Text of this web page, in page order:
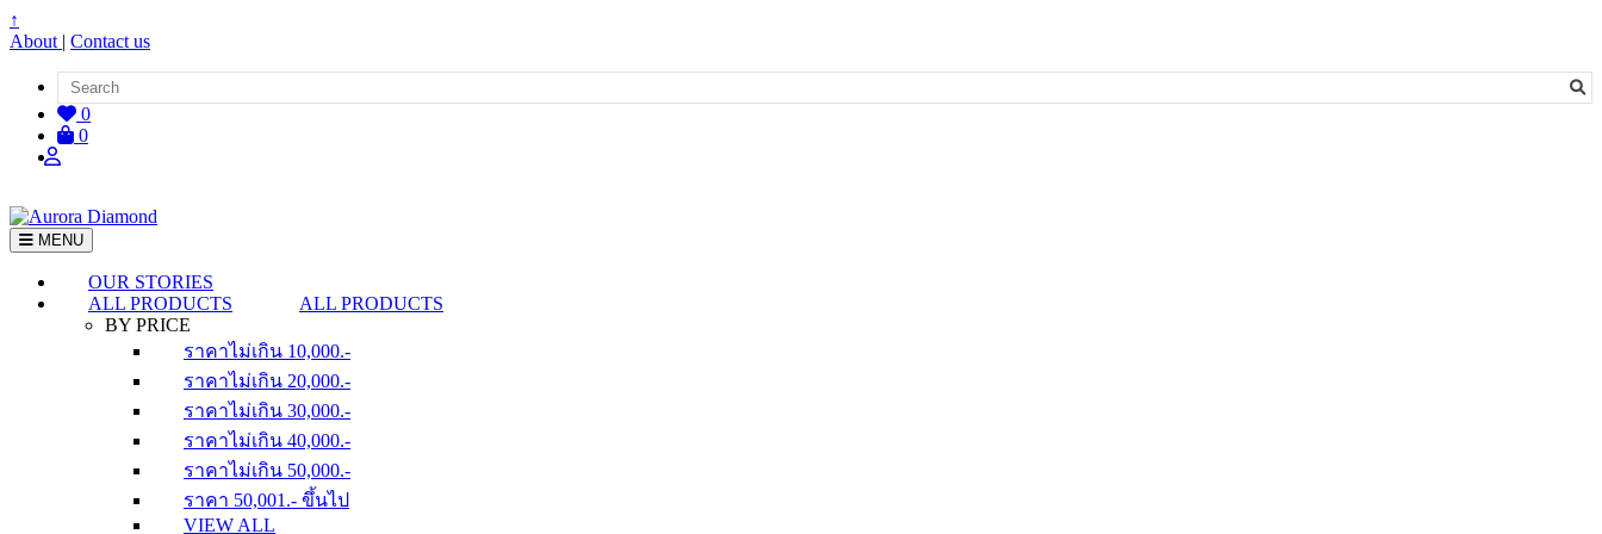
↑
About | Contact us
0
0
MENU
OUR STORIES
ALL PRODUCTS
ALL PRODUCTS
BY PRICE
ราคาไม่เกิน 10,000.-
ราคาไม่เกิน 20,000.-
ราคาไม่เกิน 30,000.-
ราคาไม่เกิน 40,000.-
ราคาไม่เกิน 50,000.-
ราคา 50,001.- ขึ้นไป
VIEW ALL